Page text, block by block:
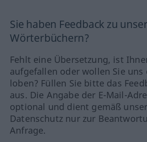
Sie haben Feedback zu
Wörterbüchern?
Fehlt eine Übersetzung, ist
aufgefallen oder wollen Sie uns
loben? Füllen Sie bitte das
aus. Die Angabe der E-Mail-
optional und dient gemäß
Datenschutz nur zur
Anfrage.